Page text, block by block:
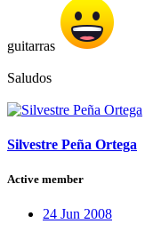
guitarras
Saludos
Silvestre Peña Ortega
Active member
24 Jun 2008